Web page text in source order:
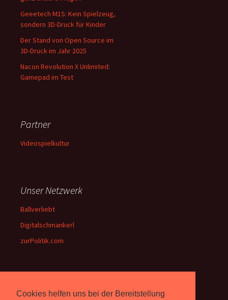
Cookies helfen uns bei der Bereitstellung
Geeetech M1S: Kein Spielzeug,
sondern 3D-Druck für Kinder
Der Stand von Open Source im
3D-Druck im Jahr 2025
Nacon Revolution X Unlimited:
Gamepad im Test
Partner
Videospielkultur
Unser Netzwerk
Ballverliebt
Digitalschmankerl
zurPolitik.com
Über Uns